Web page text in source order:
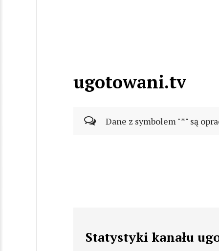
ugotowani.tv
Dane z symbolem "*" są
Statystyki kanału